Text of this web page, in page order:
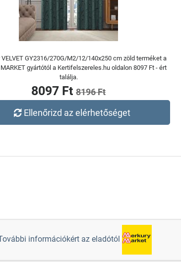
VELVET GY2316/270G/M2/12/140x250 cm zöld terméket a
MARKET gyártótól a Kertifelszereles.hu oldalon 8097 Ft - ért
találja.
8097 Ft 8196 Ft
Ellenőrizd az elérhetőséget
információkért az eladótól